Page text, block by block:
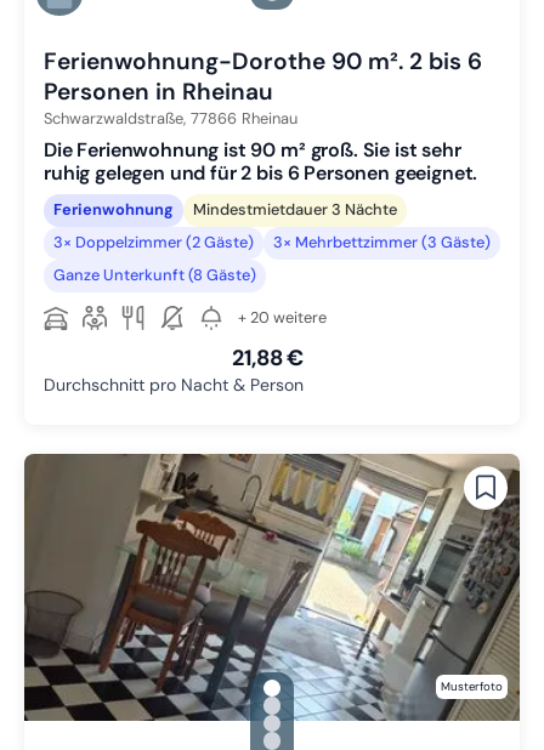
Zu Slide 5 wechseln
Ferienwohnung-Dorothe 90 m². 2 bis 6
Personen in Rheinau
Schwarzwaldstraße, 77866 Rheinau
Die Ferienwohnung ist 90 m² groß. Sie ist sehr
ruhig gelegen und für 2 bis 6 Personen geeignet.
Ferienwohnung
Mindestmietdauer 3 Nächte
3× Doppelzimmer (2 Gäste)
3× Mehrbettzimmer (3 Gäste)
Ganze Unterkunft (8 Gäste)
+ 20 weitere
21,88 €
Durchschnitt pro Nacht & Person
Musterfoto
gallery.slide_selector
Zu Slide 1 wechseln
Zu Slide 2 wechseln
Zu Slide 3 wechseln